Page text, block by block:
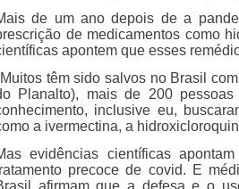
de um ano depois de a
de medicamentos como
apontem que esses
têm sido salvos no Brasil
Planalto), mais de 200
inclusive eu,
a ivermectina, a
evidências científicas
precoce de covid. E